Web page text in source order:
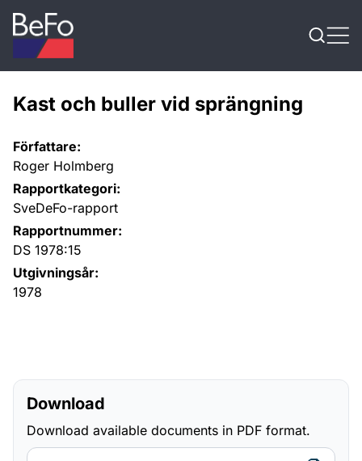
Skip to content
Kast och buller vid sprängning
Författare:
Roger Holmberg
Rapportkategori:
SveDeFo-rapport
Rapportnummer:
DS 1978:15
Utgivningsår:
1978
Download
Download available documents in PDF format.